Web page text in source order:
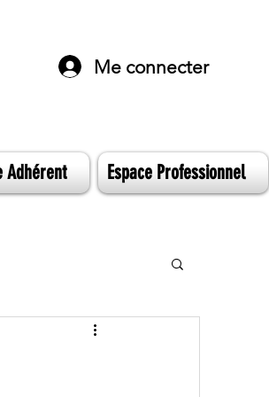
Me connecter
Adhérent Espace Professionnel